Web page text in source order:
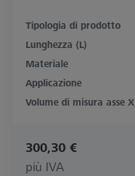
Tipologia di prodotto
Lunghezza (L)
Materiale
Applicazione
Volume di misura asse X
300,30 €
più IVA